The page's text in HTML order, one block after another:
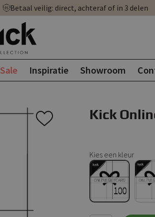
Betaal veilig: direct, achteraf of in 3 delen
Inspiratie Showroom
Kick
Kies een kleur